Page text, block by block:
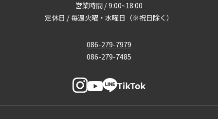
営業時間 / 9:00~18:00
定休日 / 毎週火曜・水曜日（※祝日除く）
086-279-7979
086-279-7485